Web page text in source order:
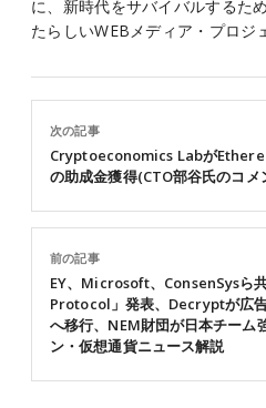
に、新時代をサバイバルするた
たらしいWEBメディア・プロジ
前の記事
EY、Microsoft、ConsenSysら
Protocol」発表、Decryptが広
へ移行、NEM財団が日本チーム
ン・仮想通貨ニュース解説
次の記事
Cryptoeconomics Labが
の助成金獲得(CTO部谷氏のコメ